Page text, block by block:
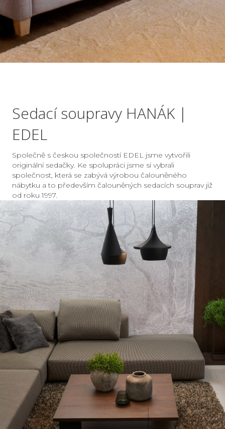
Sedací soupravy HANÁK |
EDEL
Společně s českou společností EDEL jsme vytvořili
originální sedačky. Ke spolupráci jsme si vybrali
společnost, která se zabývá výrobou čalouněného
nábytku a to především čalouněných sedacích souprav již
od roku 1997.